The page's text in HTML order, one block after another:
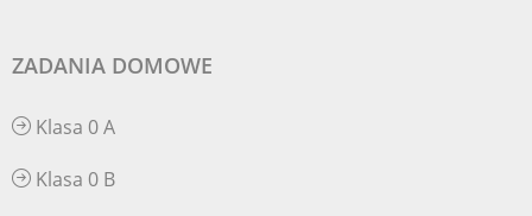
ZADANIA DOMOWE
Klasa 0 A
Klasa 0 B